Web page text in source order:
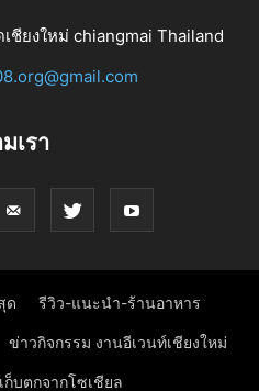
ชียงใหม่ chiangmai Thailand
เรา
ด รีวิว-แนะนำ-ร้านอาหาร
ข่าวกิจกรรม งานอีเวนท์เชียงใหม่
เก็บตกจากโซเชียล